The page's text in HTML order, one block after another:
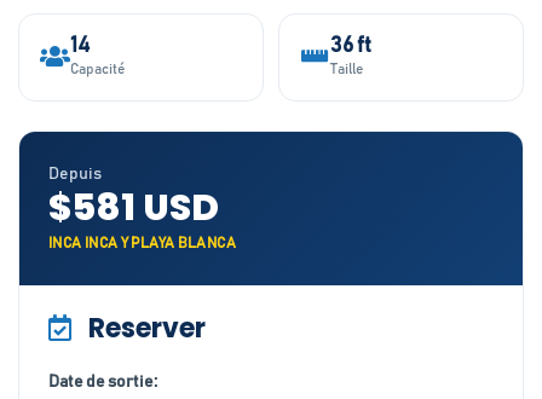
14
Capacité
36 ft
Taille
Depuis
$581 USD
INCA INCA Y PLAYA BLANCA
Reserver
Date de sortie: